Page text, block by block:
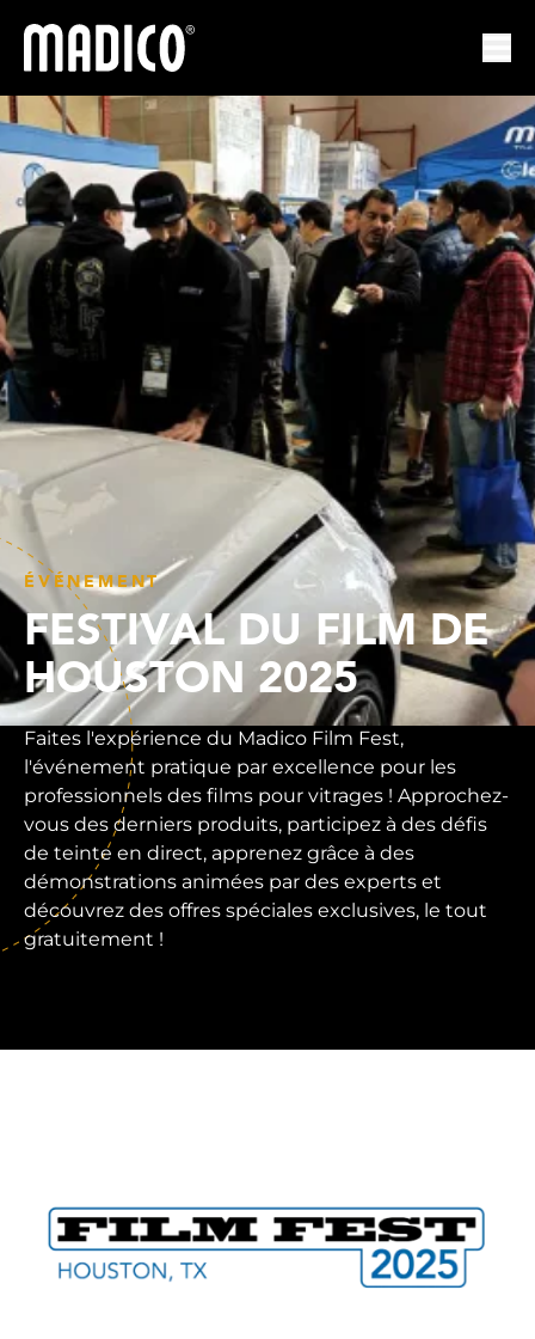
Madico
ÉVÉNEMENT
FESTIVAL DU FILM DE
HOUSTON 2025
Faites l'expérience du Madico Film Fest,
l'événement pratique par excellence pour les
professionnels des films pour vitrages ! Approchez-
vous des derniers produits, participez à des défis
de teinte en direct, apprenez grâce à des
démonstrations animées par des experts et
découvrez des offres spéciales exclusives, le tout
gratuitement !